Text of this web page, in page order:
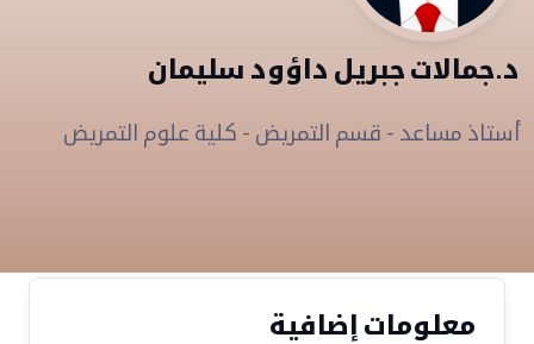
د.جمالات جبريل داؤود سليمان
أستاذ مساعد - قسم التمريض - كلية علوم التمريض
معلومات إضافية